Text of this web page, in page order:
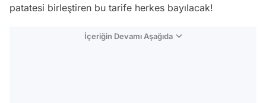
patatesi birleştiren bu tarife herkes bayılacak!
İçeriğin Devamı Aşağıda